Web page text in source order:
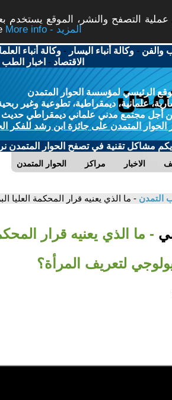
التصفح والنشر، الموقع يستخدم
More info - المزيد
والفن -وكالة أنباء اليسار -وكالة أنباء
الاقتصاد - اخبار الطب
الرئيسي لمؤسسة الحوار المتمدن
علمانية، ديمقراطية، تطوعية وغير
أجل مجتمع مدني علماني ديمقراطي حديث
الحوار المتمدن على جائزة ابن رشد للفكر
مشاكل تقنية في تصفح الحوار المتمدن
الحوار المتمدن مراكز الاخبار
التمدن - ما الذي يعنيه قرار المحكمة العليا
- ما الذي يعنيه قرار
لتعريف المرأة؟